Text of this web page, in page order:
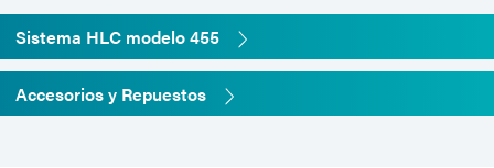
[Mini tanque de
presión]
Dimensiones (alto x
diámetro)
10" x 5" (25,4 cm x 12,7 cm)
Sistema HLC modelo 455
Accesorios y Repuestos